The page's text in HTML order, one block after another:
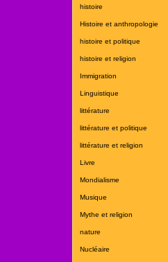
histoire
Histoire et anthropologie
histoire et politique
histoire et religion
Immigration
Linguistique
littérature
littérature et politique
littérature et religion
Livre
Mondialisme
Musique
Mythe et religion
nature
Nucléaire